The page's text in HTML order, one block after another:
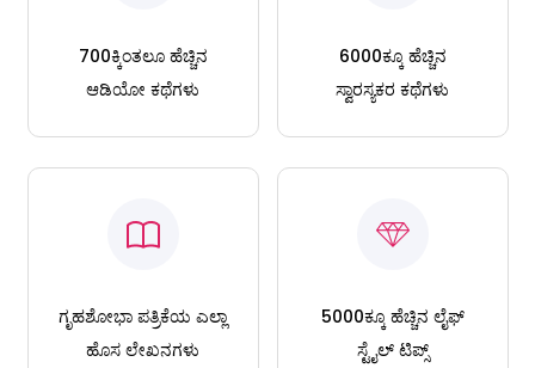
700ಕ್ಕಿಂತಲೂ ಹೆಚ್ಚಿನ
ಆಡಿಯೋ ಕಥೆಗಳು
6000ಕ್ಕೂ ಹೆಚ್ಚಿನ
ಸ್ವಾರಸ್ಯಕರ ಕಥೆಗಳು
ಗೃಹಶೋಭಾ ಪತ್ರಿಕೆಯ ಎಲ್ಲಾ
ಹೊಸ ಲೇಖನಗಳು
5000ಕ್ಕೂ ಹೆಚ್ಚಿನ ಲೈಫ್
ಸ್ಟೈಲ್ ಟಿಪ್ಸ್